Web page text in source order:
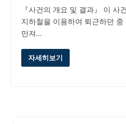
『사건의 개요 및 결과』 이 사
지하철을 이용하여 퇴근하던
만져…
자세히보기